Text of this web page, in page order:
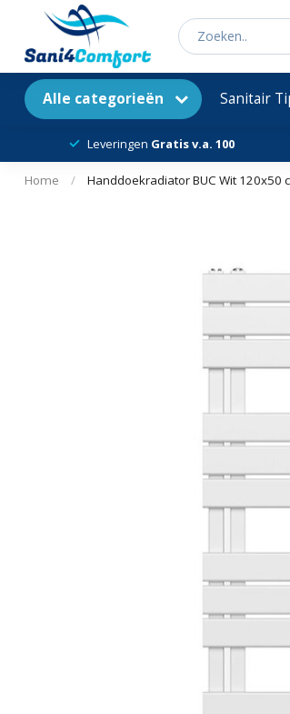
Alle categorieën Sanitair
Leveringen Gratis v.a. 100
Home / Handdoekradiator BUC Wit 120x50